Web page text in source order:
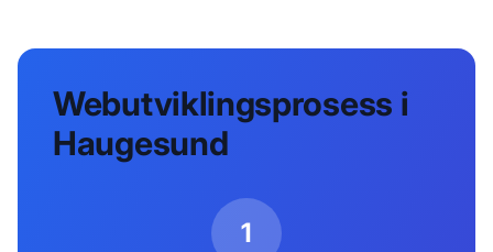
Webutviklingsprosess i
Haugesund
1